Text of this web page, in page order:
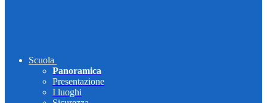
Scuola
Panoramica
Presentazione
I luoghi